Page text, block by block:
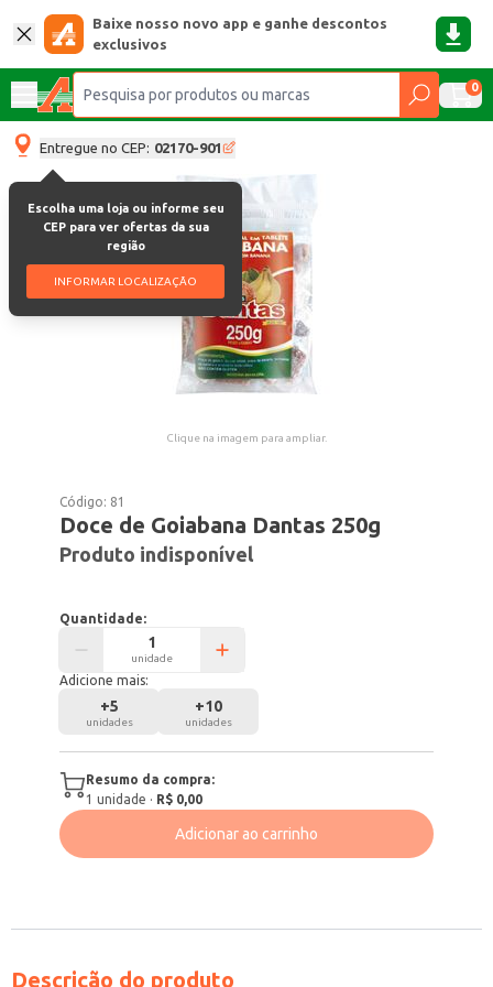
Baixe nosso novo app e ganhe descontos
exclusivos
0
Entregue no CEP: 02170-901
Escolha uma loja ou informe seu
CEP para ver ofertas da sua
região
INFORMAR LOCALIZAÇÃO
Clique na imagem para ampliar.
Código: 81
Doce de Goiabana Dantas 250g
Produto indisponível
Quantidade:
unidade
Adicione mais:
+5
unidades
+10
unidades
Resumo da compra:
1 unidade · R$ 0,00
Adicionar ao carrinho
Descrição do produto